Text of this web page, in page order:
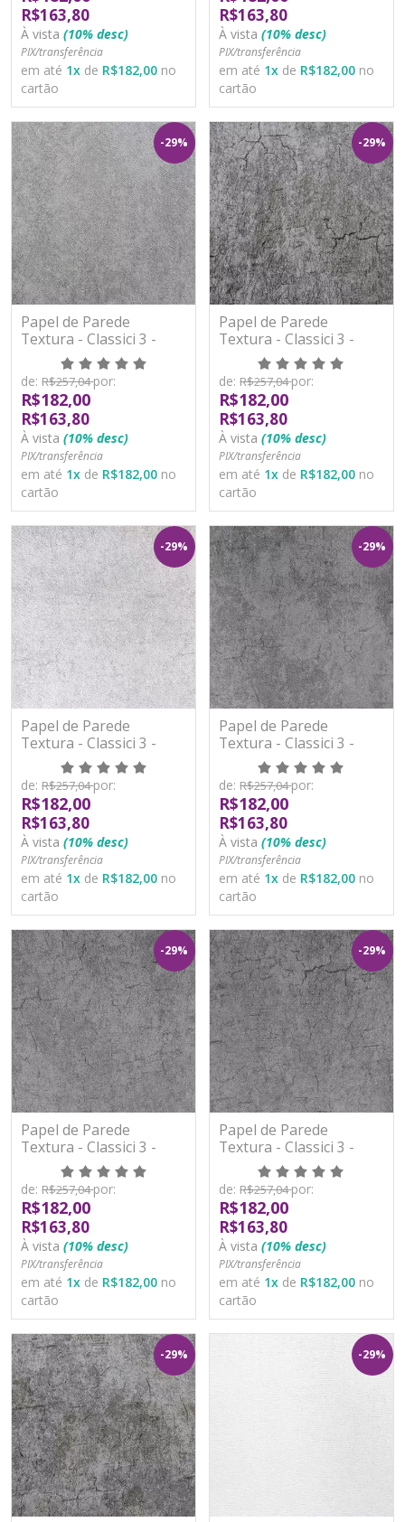
R$163,80
À vista (10% desc)
PIX/transferência
em até 1x de R$182,00 no
cartão
R$163,80
À vista (10% desc)
PIX/transferência
em até 1x de R$182,00 no
cartão
-29%
Papel de Parede
Textura - Classici 3 -
3A92604R - Vinílico -
TNT
de: R$257,04por:
R$182,00
R$163,80
À vista (10% desc)
PIX/transferência
em até 1x de R$182,00 no
cartão
-29%
Papel de Parede
Textura - Classici 3 -
3A92605R - Vinílico -
TNT
de: R$257,04por:
R$182,00
R$163,80
À vista (10% desc)
PIX/transferência
em até 1x de R$182,00 no
cartão
-29%
Papel de Parede
Textura - Classici 3 -
3A92606R - Vinílico -
TNT
de: R$257,04por:
R$182,00
R$163,80
À vista (10% desc)
PIX/transferência
em até 1x de R$182,00 no
cartão
-29%
Papel de Parede
Textura - Classici 3 -
3A92607R - Vinílico -
TNT
de: R$257,04por:
R$182,00
R$163,80
À vista (10% desc)
PIX/transferência
em até 1x de R$182,00 no
cartão
-29%
Papel de Parede
Textura - Classici 3 -
3A92608R - Vinílico -
TNT
de: R$257,04por:
R$182,00
R$163,80
À vista (10% desc)
PIX/transferência
em até 1x de R$182,00 no
cartão
-29%
Papel de Parede
Textura - Classici 3 -
3A92610R - Vinílico -
TNT
de: R$257,04por:
R$182,00
R$163,80
À vista (10% desc)
PIX/transferência
em até 1x de R$182,00 no
cartão
-29% -29%